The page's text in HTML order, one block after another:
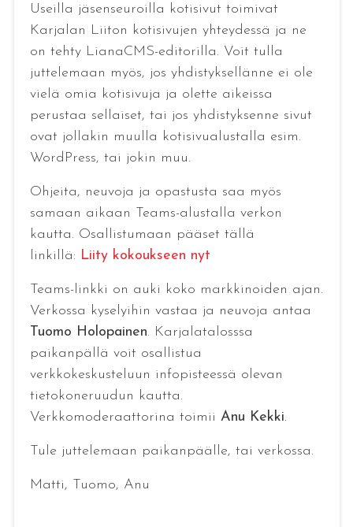
Useilla jäsenseuroilla kotisivut toimivat
Karjalan Liiton kotisivujen yhteydessä ja ne
on tehty LianaCMS-editorilla. Voit tulla
juttelemaan myös, jos yhdistyksellänne ei ole
vielä omia kotisivuja ja olette aikeissa
perustaa sellaiset, tai jos yhdistyksenne sivut
ovat jollakin muulla kotisivualustalla esim.
WordPress, tai jokin muu.
Ohjeita, neuvoja ja opastusta saa myös
samaan aikaan Teams-alustalla verkon
kautta. Osallistumaan pääset tällä
linkillä: Liity kokoukseen nyt
Teams-linkki on auki koko markkinoiden ajan.
Verkossa kyselyihin vastaa ja neuvoja antaa
Tuomo Holopainen. Karjalatalosssa
paikanpällä voit osallistua
verkkokeskusteluun infopisteessä olevan
tietokoneruudun kautta.
Verkkomoderaattorina toimii Anu Kekki.
Tule juttelemaan paikanpäälle, tai verkossa.
Matti, Tuomo, Anu